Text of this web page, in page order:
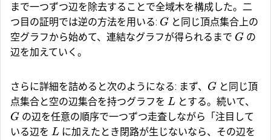
まで一つずつ辺を除去することで全域木を構成した。二
つ目の証明では逆の方法を用いる: G と同じ頂点集合上の
空グラフから始めて、連結なグラフが得られるまで G の
辺を加えていく。
さらに詳細を詰めると次のようになる: まず、 G と同じ頂
点集合と空の辺集合を持つグラフを L とする。続いて、
G の辺を任意の順序で一つずつ走査しながら「注目して
いる辺を L に加えたとき閉路が生じないなら、その辺を